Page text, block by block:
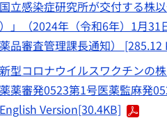
国立感染症研究所が交付する株
」（2024年（令和6年）1月
品審査管理課長通知） [285.12
新型コロナウイルスワクチンの
薬審発0523第1号医薬監麻発
English Version[30.4KB]